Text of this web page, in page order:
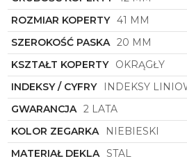
mężczyzny.
ROZMIAR KOPERTY 41 MM
SZEROKOŚĆ PASKA 20 MM
KSZTAŁT KOPERTY OKRĄGŁY
INDEKSY / CYFRY
INDEKSY
GWARANCJA 2 LATA
KOLOR ZEGARKA
NIEBIESKI
MATERIAŁ DEKLA STAL